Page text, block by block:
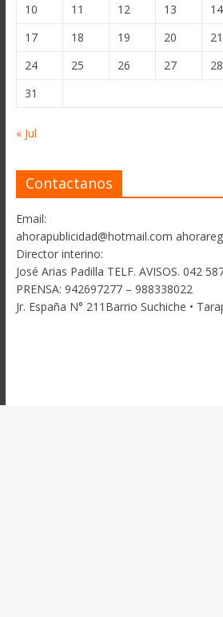
10
11 12 13 14
17
18 19 20 21
24
25 26 27 28
31
« Jul
Contactanos
Email:
ahorapublicidad@hotmail.com
Director interino:
José Arias Padilla TELF. AVISOS. 042
PRENSA: 942697277 – 988338022
Jr. España N° 211Barrio Suchiche •